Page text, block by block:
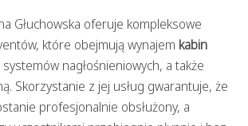
Głuchowska oferuje kompleksowe
które obejmują wynajem kabin
systemów nagłośnieniowych, a także
Skorzystanie z jej usług gwarantuje, że
profesjonalnie obsłużony, a